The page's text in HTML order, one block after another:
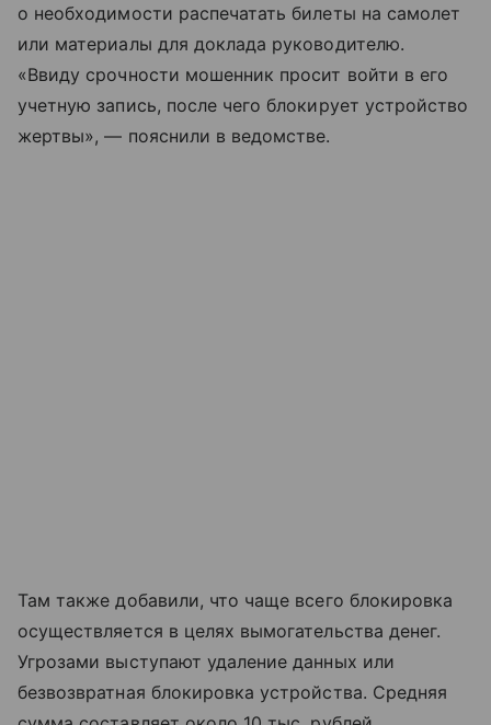
о необходимости распечатать билеты на самолет
или материалы для доклада руководителю.
«Ввиду срочности мошенник просит войти в его
учетную запись, после чего блокирует устройство
жертвы», — пояснили в ведомстве.
Там также добавили, что чаще всего блокировка
осуществляется в целях вымогательства денег.
Угрозами выступают удаление данных или
безвозвратная блокировка устройства. Средняя